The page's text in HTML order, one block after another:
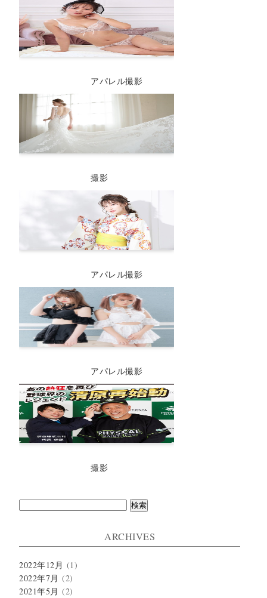
アパレル撮影
撮影
アパレル撮影
アパレル撮影
撮影
ARCHIVES
2022年12月 (1)
2022年7月 (2)
2021年5月 (2)